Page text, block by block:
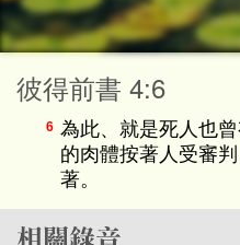
彼得前書 4:6
6 為此、就是死人也
的肉體按著人受審
著。